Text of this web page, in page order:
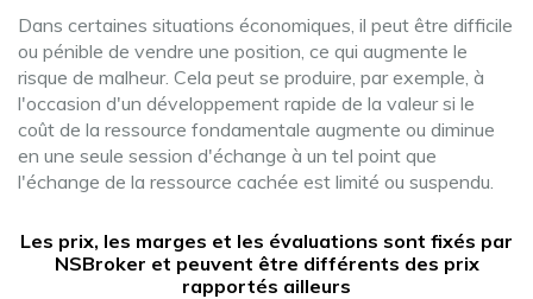
Dans certaines situations économiques, il peut être difficile
ou pénible de vendre une position, ce qui augmente le
risque de malheur. Cela peut se produire, par exemple, à
l'occasion d'un développement rapide de la valeur si le
coût de la ressource fondamentale augmente ou diminue
en une seule session d'échange à un tel point que
l'échange de la ressource cachée est limité ou suspendu.
Les prix, les marges et les évaluations sont fixés par
NSBroker et peuvent être différents des prix
rapportés ailleurs